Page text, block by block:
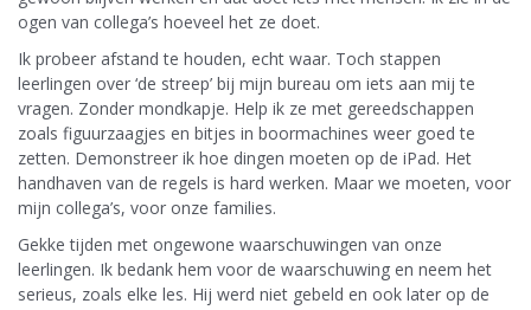
ogen van collega’s hoeveel het ze doet.
Ik probeer afstand te houden, echt waar. Toch stappen
leerlingen over ‘de streep’ bij mijn bureau om iets aan mij te
vragen. Zonder mondkapje. Help ik ze met gereedschappen
zoals figuurzaagjes en bitjes in boormachines weer goed te
zetten. Demonstreer ik hoe dingen moeten op de iPad. Het
handhaven van de regels is hard werken. Maar we moeten, voor
mijn collega’s, voor onze families.
Gekke tijden met ongewone waarschuwingen van onze
leerlingen. Ik bedank hem voor de waarschuwing en neem het
serieus, zoals elke les. Hij werd niet gebeld en ook later op de